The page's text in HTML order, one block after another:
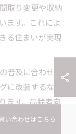
取り変更や収納
ます。これによ
る住まいが実現
普及に合わせて
に改装するな
ます。高齢者向
全面を重視した
い合わせはこちら